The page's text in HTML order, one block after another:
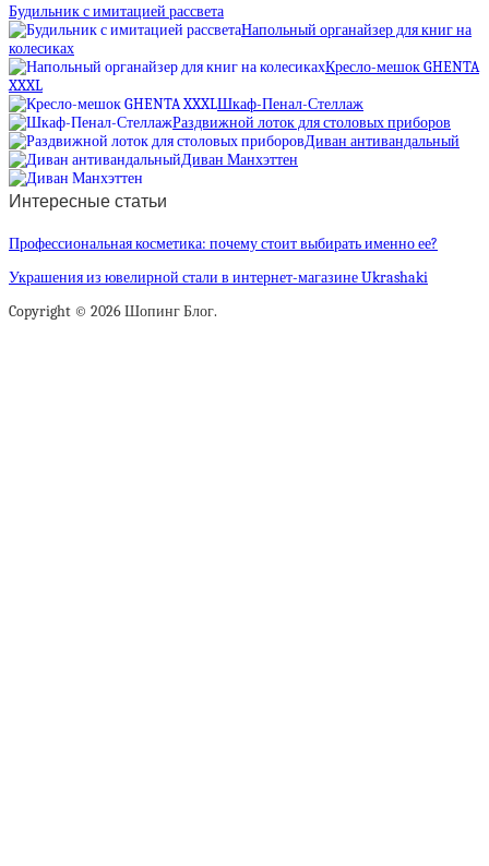
Будильник с имитацией рассвета
Напольный органайзер для книг на
колесиках
Кресло-мешок GHENTA
XXXL
Шкаф-Пенал-Стеллаж
Раздвижной лоток для столовых приборов
Диван антивандальный
Диван Манхэттен
Интересные статьи
Профессиональная косметика: почему стоит выбирать именно ее?
Украшения из ювелирной стали в интернет-магазине Ukrashaki
Copyright © 2026 Шопинг Блог.